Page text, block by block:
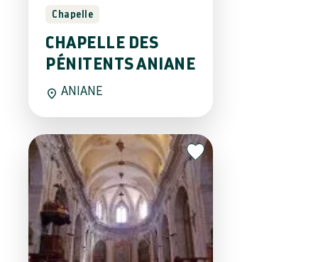
Chapelle
CHAPELLE DES
PÉNITENTS ANIANE
ANIANE